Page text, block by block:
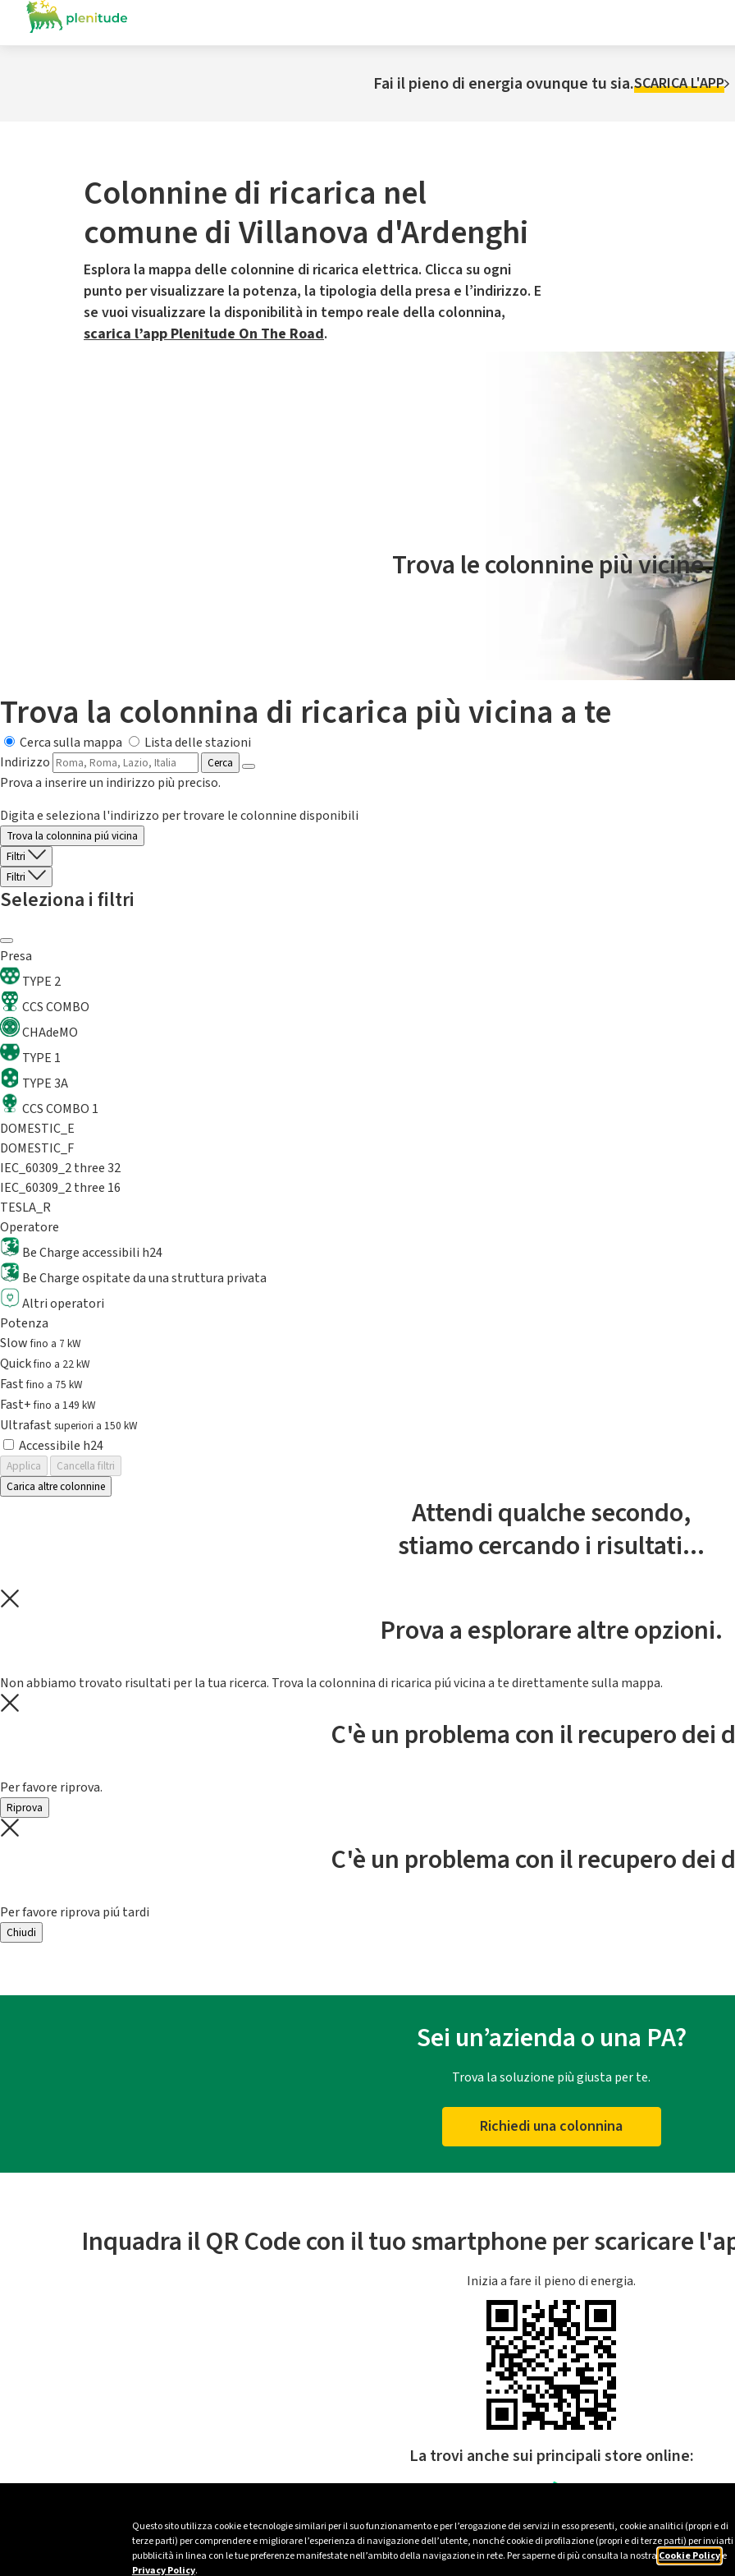
Questo sito utilizza cookie e tecnologie similari per il suo funzionamento e per l’erogazione dei servizi in esso presenti, cookie analitici (propri e di
terze parti) per comprendere e migliorare l’esperienza di navigazione dell’utente, nonché cookie di profilazione (propri e di terze parti) per inviarti
pubblicità in linea con le tue preferenze manifestate nell’ambito della navigazione in rete. Per saperne di più consulta la nostra Cookie Policye
Privacy Policy.
Fai il pieno di energia ovunque tu sia.SCARICA L'APP
Colonnine di ricarica nel
comune di Villanova d'Ardenghi
Esplora la mappa delle colonnine di ricarica elettrica. Clicca su ogni
punto per visualizzare la potenza, la tipologia della presa e l’indirizzo. E
se vuoi visualizzare la disponibilità in tempo reale della colonnina,
scarica l’app Plenitude On The Road.
Il servizio di mobilità elettrica è gestito da Plenitude On The Road
Trova le colonnine più vicine.
Trova la colonnina di ricarica più vicina a te
Cerca sulla mappa
Lista delle stazioni
Indirizzo
Cerca
Prova a inserire un indirizzo più preciso.
Digita e seleziona l'indirizzo per trovare le colonnine disponibili
Trova la colonnina piú vicina
Filtri
Filtri
Seleziona i filtri
Presa
TYPE 2
CCS COMBO
CHAdeMO
TYPE 1
TYPE 3A
CCS COMBO 1
DOMESTIC_E
DOMESTIC_F
IEC_60309_2 three 32
IEC_60309_2 three 16
TESLA_R
Operatore
Be Charge accessibili h24
Be Charge ospitate da una struttura privata
Altri operatori
Potenza
Slowfino a 7 kW
Quickfino a 22 kW
Fastfino a 75 kW
Fast+fino a 149 kW
Ultrafast superiori a 150 kW
Accessibile h24
Applica
Cancella filtri
Carica altre colonnine
Attendi qualche secondo,
stiamo cercando i risultati...
Prova a esplorare altre opzioni.
Non abbiamo trovato risultati per la tua ricerca. Trova la colonnina di ricarica piú vicina a te direttamente sulla mappa.
C'è un problema con il recupero dei
Per favore riprova.
Riprova
C'è un problema con il recupero dei
Per favore riprova piú tardi
Chiudi
Sei un’azienda o una PA?
Trova la soluzione più giusta per te.
Richiedi una colonnina
Inquadra il QR Code con il tuo smartphone per scaricare
Inizia a fare il pieno di energia.
La trovi anche sui principali store online: